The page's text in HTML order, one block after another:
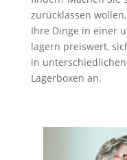
zurücklassen
Ihre Dinge in einer
lagern preiswert,
in
Lagerboxen an.